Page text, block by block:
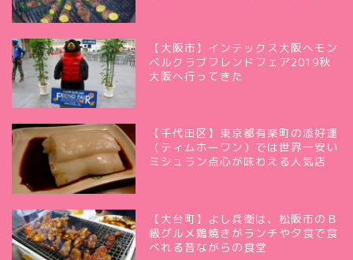
【大阪市】インテックス大阪へモン
ベルクラブフレンドフェア2019秋
大阪へ行ってきた
【千代田区】東京都有楽町の添好運
（ティムホーワン）では世界一安い
ミシュラン点心が味わえる人気店
【大台町】よし兵衛は、松阪市のＢ
級グルメ鶏焼きがランチや夕食で食
べれる昔ながらの食堂